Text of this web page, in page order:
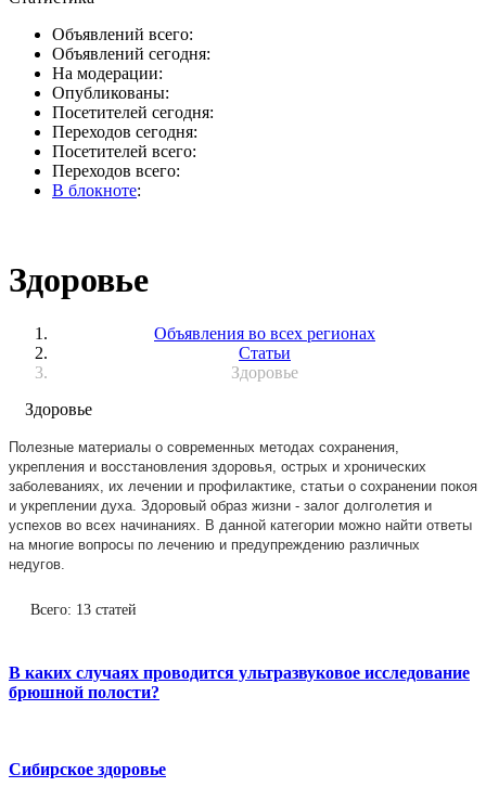
Объявлений всего:
Объявлений сегодня:
На модерации:
Опубликованы:
Посетителей сегодня:
Переходов сегодня:
Посетителей всего:
Переходов всего:
В блокноте:
Здоровье
Объявления во всех регионах
Статьи
Здоровье
Здоровье
Полезные материалы о современных методах сохранения,
укрепления и восстановления здоровья, острых и хронических
заболеваниях, их лечении и профилактике, статьи о сохранении покоя
и укреплении духа. Здоровый образ жизни - залог долголетия и
успехов во всех начинаниях. В данной категории можно найти ответы
на многие вопросы по лечению и предупреждению различных
недугов.
Всего: 13 статей
В каких случаях проводится ультразвуковое исследование
брюшной полости?
Сибирское здоровье